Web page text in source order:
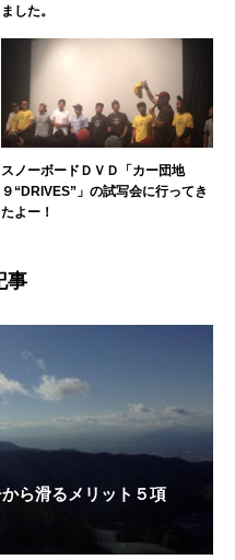
ました。
スノーボードＤＶＤ「カー団地
９“DRIVES”」の試写会に行ってき
たよー！
事
ら滑るメリット５項